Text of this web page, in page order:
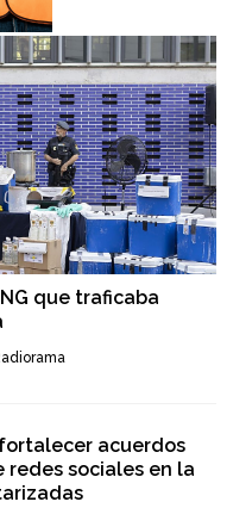
que traficaba
acuerdos
redes sociales en la